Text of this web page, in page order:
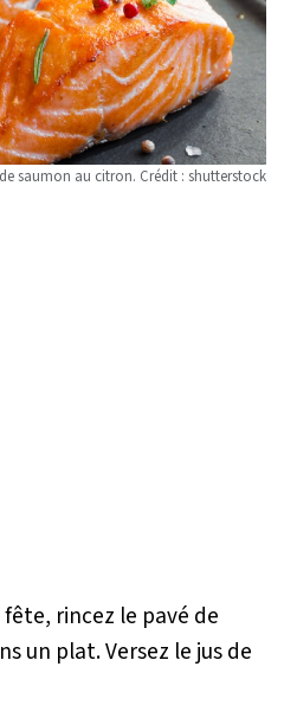
saumon au citron. Crédit : shutterstock
rincez le pavé de
un plat. Versez le jus de